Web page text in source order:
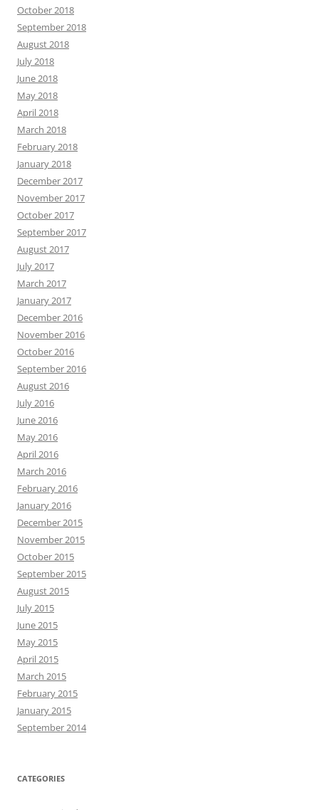
October 2018
September 2018
August 2018
July 2018
June 2018
May 2018
April 2018
March 2018
February 2018
January 2018
December 2017
November 2017
October 2017
September 2017
August 2017
July 2017
March 2017
January 2017
December 2016
November 2016
October 2016
September 2016
August 2016
July 2016
June 2016
May 2016
April 2016
March 2016
February 2016
January 2016
December 2015
November 2015
October 2015
September 2015
August 2015
July 2015
June 2015
May 2015
April 2015
March 2015
February 2015
January 2015
September 2014
CATEGORIES